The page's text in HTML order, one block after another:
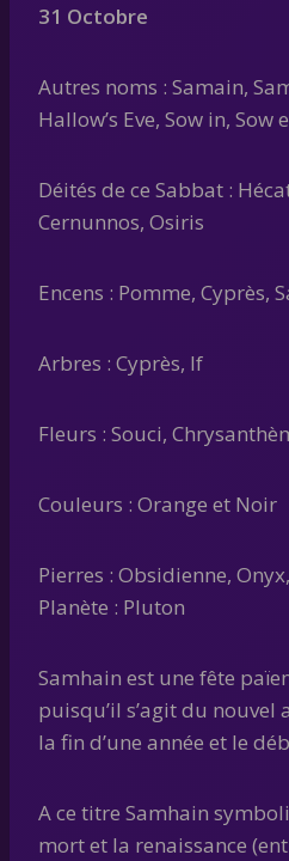
31 Octobre
Autres noms : Samain,
Hallow’s Eve, Sow in, Sow
Déités de ce Sabbat :
Cernunnos, Osiris
Encens : Pomme, Cyprès,
Arbres : Cyprès, If
Fleurs : Souci,
Couleurs : Orange et Noir
Pierres : Obsidienne,
Planète : Pluton
Samhain est une fête
puisqu’il s’agit du nouvel
la fin d’une année et le
A ce titre Samhain
mort et la renaissance